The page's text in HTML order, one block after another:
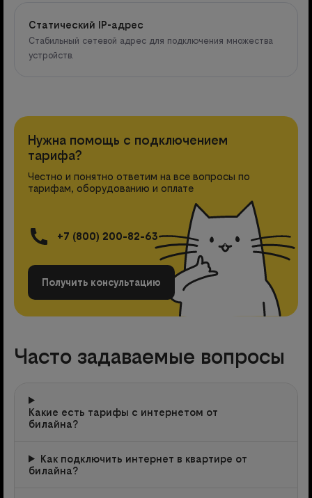
Статический IP-адрес
Стабильный сетевой адрес для подключения множества
устройств.
Нужна помощь с подключением
тарифа?
Честно и понятно ответим на все вопросы по
тарифам, оборудованию и оплате
+7 (800) 200-82-63
Получить консультацию
Часто задаваемые вопросы
Какие есть тарифы с интернетом от
билайна?
Как подключить интернет в квартире от
билайна?